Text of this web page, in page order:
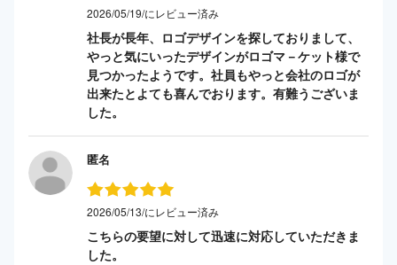
2026/05/19/にレビュー済み
社長が長年、ロゴデザインを探しておりまして、
やっと気にいったデザインがロゴマ－ケット様で
見つかったようです。社員もやっと会社のロゴが
出来たとよても喜んでおります。有難うございま
した。
匿名
2026/05/13/にレビュー済み
こちらの要望に対して迅速に対応していただきま
した。